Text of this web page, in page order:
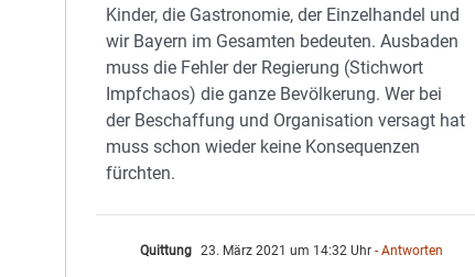
Kinder, die Gastronomie, der Einzelhandel und
wir Bayern im Gesamten bedeuten. Ausbaden
muss die Fehler der Regierung (Stichwort
Impfchaos) die ganze Bevölkerung. Wer bei
der Beschaffung und Organisation versagt hat
muss schon wieder keine Konsequenzen
fürchten.
Quittung 23. März 2021 um 14:32 Uhr - Antworten